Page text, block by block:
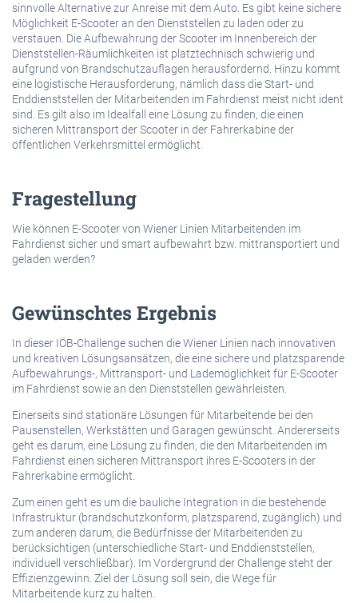
sinnvolle Alternative zur Anreise mit dem Auto. Es gibt keine sichere
Möglichkeit E-Scooter an den Dienststellen zu laden oder zu
verstauen. Die Aufbewahrung der Scooter im Innenbereich der
Dienststellen-Räumlichkeiten ist platztechnisch schwierig und
aufgrund von Brandschutzauflagen herausfordernd. Hinzu kommt
eine logistische Herausforderung, nämlich dass die Start- und
Enddienststellen der Mitarbeitenden im Fahrdienst meist nicht ident
sind. Es gilt also im Idealfall eine Lösung zu finden, die einen
sicheren Mittransport der Scooter in der Fahrerkabine der
öffentlichen Verkehrsmittel ermöglicht.
Fragestellung
Wie können E-Scooter von Wiener Linien Mitarbeitenden im
Fahrdienst sicher und smart aufbewahrt bzw. mittransportiert und
geladen werden?
Gewünschtes Ergebnis
In dieser IÖB-Challenge suchen die Wiener Linien nach innovativen
und kreativen Lösungsansätzen, die eine sichere und platzsparende
Aufbewahrungs-, Mittransport- und Lademöglichkeit für E-Scooter
im Fahrdienst sowie an den Dienststellen gewährleisten.
Einerseits sind stationäre Lösungen für Mitarbeitende bei den
Pausenstellen, Werkstätten und Garagen gewünscht. Andererseits
geht es darum, eine Lösung zu finden, die den Mitarbeitenden im
Fahrdienst einen sicheren Mittransport ihres E-Scooters in der
Fahrerkabine ermöglicht.
Zum einen geht es um die bauliche Integration in die bestehende
Infrastruktur (brandschutzkonform, platzsparend, zugänglich) und
zum anderen darum, die Bedürfnisse der Mitarbeitenden zu
berücksichtigen (unterschiedliche Start- und Enddienststellen,
individuell verschließbar). Im Vordergrund der Challenge steht der
Effizienzgewinn. Ziel der Lösung soll sein, die Wege für
Mitarbeitende kurz zu halten.